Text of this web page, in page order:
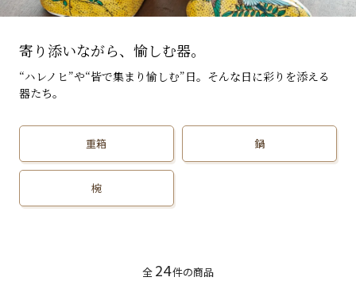
寄り添いながら、愉しむ器。
“ハレノヒ”や“皆で集まり愉しむ”日。そんな日に彩りを添える
器たち。
重箱 鍋
椀
全 24件の商品